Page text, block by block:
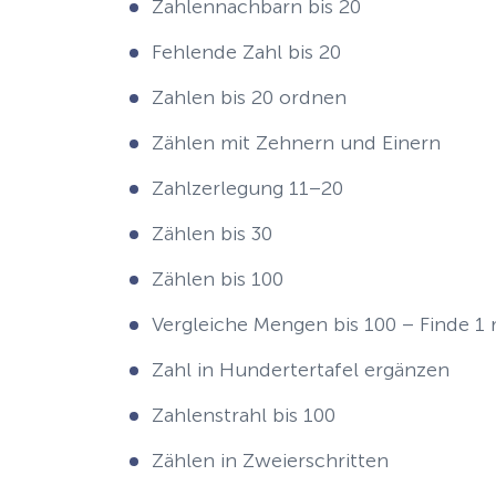
Zahlennachbarn bis 20
Fehlende Zahl bis 20
Zahlen bis 20 ordnen
Zählen mit Zehnern und Einern
Zahlzerlegung 11–20
Zählen bis 30
Zählen bis 100
Vergleiche Mengen bis 100 – Finde 1
Zahl in Hundertertafel ergänzen
Zahlenstrahl bis 100
Zählen in Zweierschritten